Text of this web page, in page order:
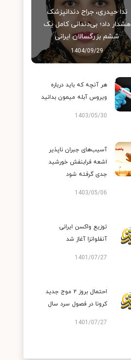
ندا حیدری، جراح دندانپزشک
هشدار داد؛ بی‌دندانی کامل یک
ششم بزرگسالان ایرانی
1404/09/29
هر آنچه که باید درباره
ویروس آبله میمون بدانید
1403/05/30
آسیب‌های جبران ناپذیر
اشعه فرابنفش خورشید
جدی گرفته شود
1403/05/06
توزیع واکسن ایرانی
آنفلوانزا آغاز شد
1401/07/27
احتمال بروز ۲ موج جدید
کرونا در فصول سرد سال
1401/07/27